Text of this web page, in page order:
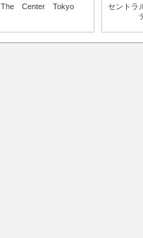
The Center Tokyo
セントラ